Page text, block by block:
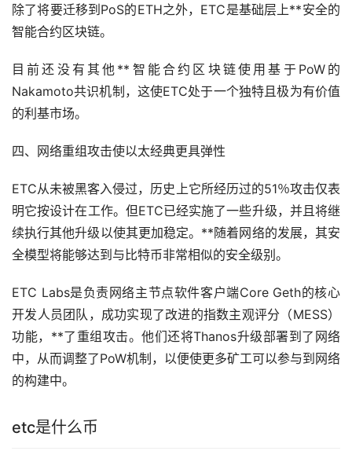
除了将要迁移到PoS的ETH之外，ETC是基础层上**安全的
智能合约区块链。
目前还没有其他**智能合约区块链使用基于PoW的
Nakamoto共识机制，这使ETC处于一个独特且极为有价值
的利基市场。
四、网络重组攻击使以太经典更具弹性
ETC从未被黑客入侵过，历史上它所经历过的51％攻击仅表
明它按设计在工作。但ETC已经实施了一些升级，并且将继
续执行其他升级以使其更加稳定。**随着网络的发展，其安
全模型将能够达到与比特币非常相似的安全级别。
ETC Labs是负责网络主节点软件客户端Core Geth的核心
开发人员团队，成功实现了改进的指数主观评分（MESS）
功能，**了重组攻击。他们还将Thanos升级部署到了网络
中，从而调整了PoW机制，以便使更多矿工可以参与到网络
的构建中。
etc是什么币